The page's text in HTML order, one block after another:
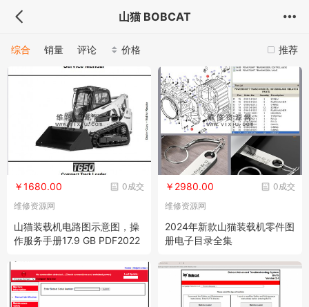
山猫 BOBCAT
推荐
综合 销量 评论 价格
0成交
￥1680.00
维修资源网
山猫装载机电路图示意图，操
作服务手册17.9 GB PDF2022
0成交
￥2980.00
维修资源网
2024年新款山猫装载机零件图
册电子目录全集